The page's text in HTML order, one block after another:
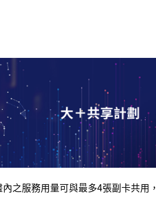
之服務用量可與最多4張副卡共用